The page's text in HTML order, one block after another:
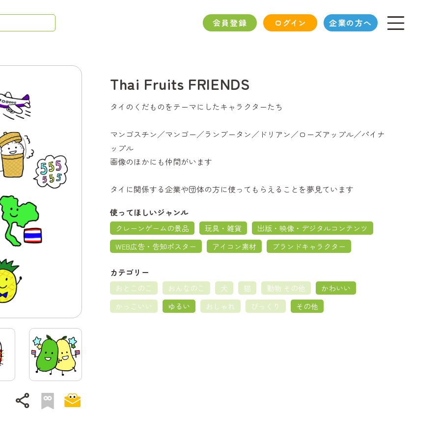
会員登録 ログイン 企業の方へ
share
Thai Fruits FRIENDS
タイのくだものをテーマにしたキャラクターたち
マンゴスチン／マンゴー／ランブータン／ドリアン／ローズアップル／パイナ
ップル
画像のほかにも仲間がいます
タイに関係する企業や団体の方に使ってもらえることを夢見ています
使ってほしいジャンル
クレーンゲームの景品 玩具・雑貨
出版・映像・デジタルコンテンツ
WEB広告・告知ポスター
アイコン素材 ブランドキャラクター
カテゴリー
おとこのこ おんなのこ 犬 猫 動物 その他
かわいい
かっこいい
ゆるい おしゃれ びっくり その他